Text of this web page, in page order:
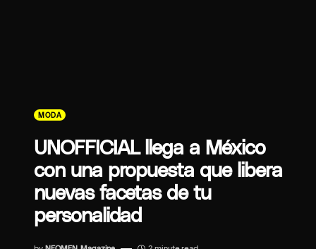
MODA
UNOFFICIAL llega a México
con una propuesta que libera
nuevas facetas de tu
personalidad